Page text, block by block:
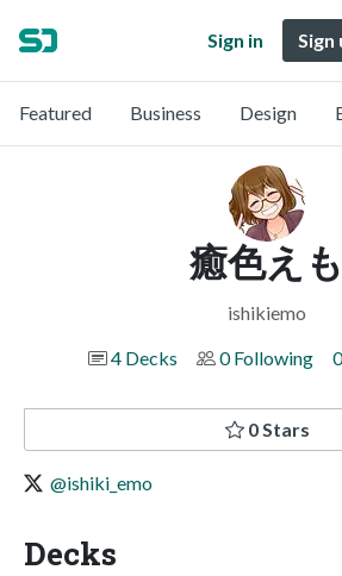
Sign in
Featured Business Design
癒色えも
ishikiemo
4 Decks
0 Following
0 Stars
@ishiki_emo
Decks